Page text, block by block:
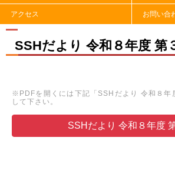
アクセス お問い合
SSHだより 令和８年度 第
※PDFを開くには下記「SSHだより 令和８年
して下さい。
SSHだより 令和８年度